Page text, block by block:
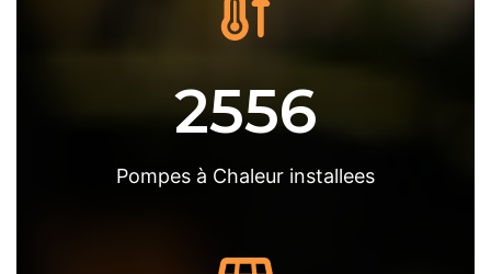
2556
Pompes à Chaleur installees